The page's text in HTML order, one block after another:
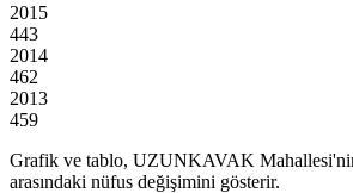
2015
443
2014
462
2013
459
Grafik ve tablo, UZUNKAVAK
arasındaki nüfus değişimini gösterir.